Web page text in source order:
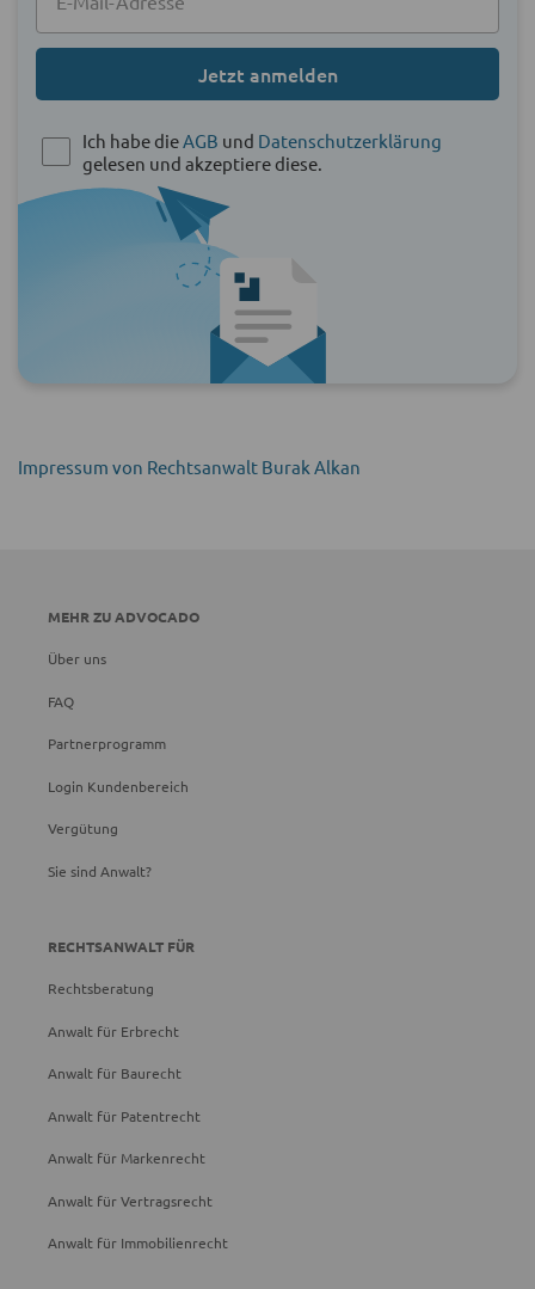
Jetzt anmelden
Ich habe die AGB und Datenschutzerklärung
gelesen und akzeptiere diese.
Impressum von Rechtsanwalt Burak Alkan
MEHR ZU ADVOCADO
Über uns
FAQ
Partnerprogramm
Login Kundenbereich
Vergütung
Sie sind Anwalt?
RECHTSANWALT FÜR
Rechtsberatung
Anwalt für Erbrecht
Anwalt für Baurecht
Anwalt für Patentrecht
Anwalt für Markenrecht
Anwalt für Vertragsrecht
Anwalt für Immobilienrecht